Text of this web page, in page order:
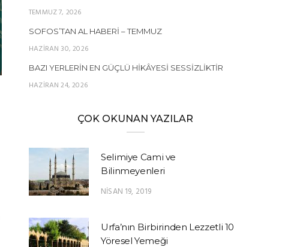
TEMMUZ 7, 2026
SOFOS’TAN AL HABERI – TEMMUZ
HAZIRAN 30, 2026
BAZI YERLERIN EN GÜÇLÜ HIKÂYESI SESSIZLIKTIR
HAZIRAN 24, 2026
ÇOK OKUNAN YAZILAR
Selimiye Cami ve
Bilinmeyenleri
NISAN 19, 2019
Urfa’nın Birbirinden Lezzetli 10
Yöresel Yemeği